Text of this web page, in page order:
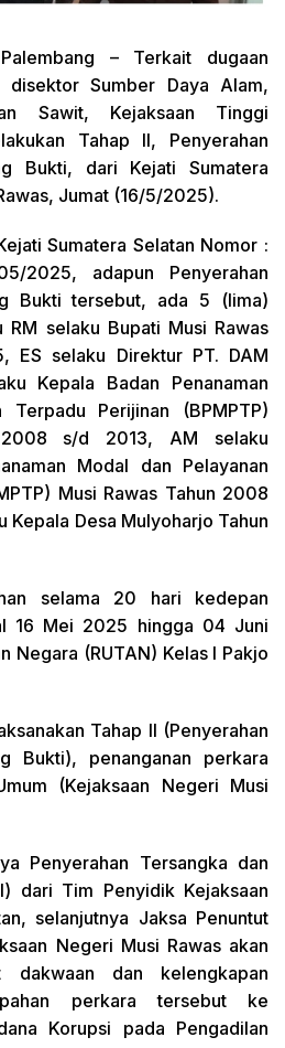
– Terkait dugaan
Sumber Daya Alam,
Sawit, Kejaksaan Tinggi
Tahap II, Penyerahan
Bukti, dari Kejati Sumatera
Jumat (16/5/2025).
Sumatera Selatan Nomor :
2025, adapun Penyerahan
Bukti tersebut, ada 5 (lima)
RM selaku Bupati Musi Rawas
ES selaku Direktur PT. DAM
Kepala Badan Penanaman
Terpadu Perijinan (BPMPTP)
s/d 2013, AM selaku
Modal dan Pelayanan
Musi Rawas Tahun 2008
Kepala Desa Mulyoharjo Tahun
selama 20 hari kedepan
16 Mei 2025 hingga 04 Juni
Negara (RUTAN) Kelas I Pakjo
Tahap II (Penyerahan
Bukti), penanganan perkara
(Kejaksaan Negeri Musi
Penyerahan Tersangka dan
dari Tim Penyidik Kejaksaan
selanjutnya Jaksa Penuntut
Negeri Musi Rawas akan
dakwaan dan kelengkapan
perkara tersebut ke
Korupsi pada Pengadilan